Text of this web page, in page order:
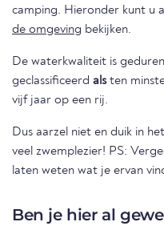
camping. Hieronder kunt u
de omgeving bekijken.
De waterkwaliteit is
geclassificeerd alsten
vijf jaar op een rij.
Dus aarzel niet en duik in
veel zwemplezier! PS:
laten weten wat je ervan
Ben je hier al